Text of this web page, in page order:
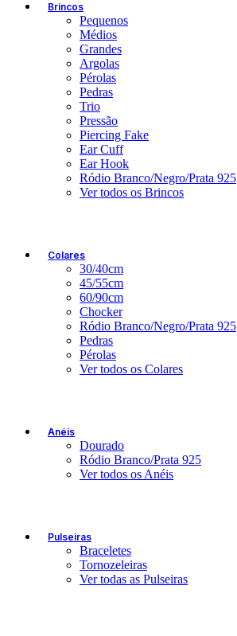
Brincos
Pequenos
Médios
Grandes
Argolas
Pérolas
Pedras
Trio
Pressão
Piercing Fake
Ear Cuff
Ear Hook
Ródio Branco/Negro/Prata 925
Ver todos os Brincos
Colares
30/40cm
45/55cm
60/90cm
Chocker
Ródio Branco/Negro/Prata 925
Pedras
Pérolas
Ver todos os Colares
Anéis
Dourado
Ródio Branco/Prata 925
Ver todos os Anéis
Pulseiras
Braceletes
Tornozeleiras
Ver todas as Pulseiras